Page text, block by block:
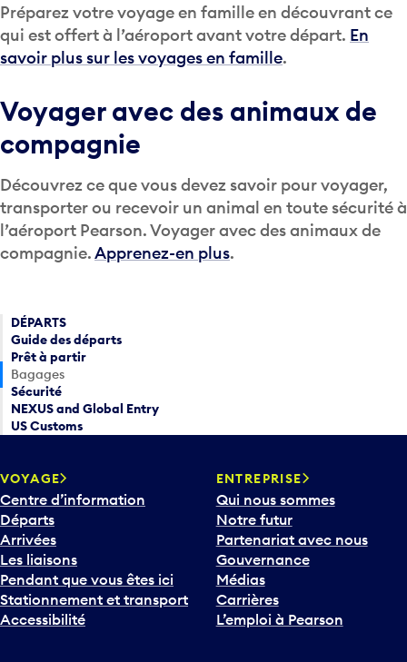
Préparez votre voyage en famille en découvrant ce
qui est offert à l’aéroport avant votre départ. En
savoir plus sur les voyages en famille.
Voyager avec des animaux de
compagnie
Découvrez ce que vous devez savoir pour voyager,
transporter ou recevoir un animal en toute sécurité à
l’aéroport Pearson. Voyager avec des animaux de
compagnie.Apprenez-en plus.
DÉPARTS
Guide des départs
Prêt à partir
Bagages
Sécurité
NEXUS and Global Entry
US Customs
VOYAGE
Centre d’information
Départs
Arrivées
Les liaisons
Pendant que vous êtes ici
Stationnement et transport
Accessibilité
ENTREPRISE
Qui nous sommes
Notre futur
Partenariat avec nous
Gouvernance
Médias
Carrières
L’emploi à Pearson